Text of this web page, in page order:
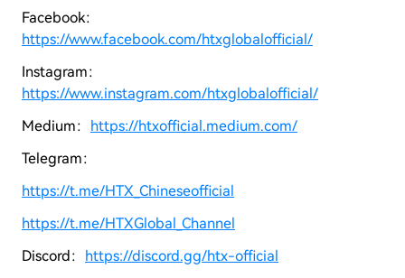
Facebook：
https://www.facebook.com/htxglobalofficial/
Instagram：
https://www.instagram.com/htxglobalofficial/
Medium： https://htxofficial.medium.com/
Telegram：
https://t.me/HTX_Chineseofficial
https://t.me/HTXGlobal_Channel
Discord： https://discord.gg/htx-official